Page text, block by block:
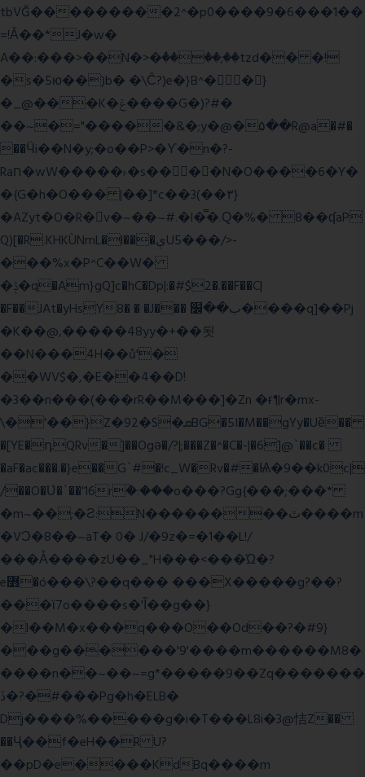
tbVĞ���������2^�p0����9�6���1��
=!Ǎ��*J�w�
A��:���>��N�>�ٝ����;��tzd�� �!
�s�5ю��)b� �\Ĉ?)e�}B^��}
�_@���K�ݝ����G�)?#�
��~�="�����&�;y�@�۵��R@a�#�
��Ӵi��N�y;�o��P>�ϒ�n�?­
Raח�wW�����˫�s����N�O����6�Y�
�{G�h�O��� |��]*c��3(��٣}
�AZyt�O�R�v�~��~#.�l�̿�.Ԛ�%� 8��ʠaP
Q)[�R.KHKÙNmL�l���ېU5���/>-
���%x�P^C��W�
�ݙ�q�Am}gQ]c�hC�Dp|:�#$2�.��F��C|
�F��JAt�yHsY8� � �J��� ب��׼����q]��Pj
�K��@,�����48yy�+��됫
��N���4H��ů'�
��WV$�,�E��4��D!
�3��n���(���rR��M���]�Zn �ғ¶r�mx-
\�'��}Z�92�S�ܩBG�5I�M��gYy�Uȅ��
�[YE�դQRv�]��Ogə�/?|;���Z�^�C�-|�6]@`��c�
�aF�ac���.�}e��G`#�!c_W�Rv�#�Ѩ�9��k0c|
/��O�Ʋ�`��'16rؒ�:���o���?Gg{���;���*
�m~��;�Ƨ:N��������ٿ����m
�VϽ�8��~aT� 0� J/�9z�=�1��L!/
���Ǡ����zU��_"H���<���Ώ�?
e߻�ó���\?��q��� ���X�����g?��?
���ϊ7o����s�'Ĩ��g��}
�l��M�x���q���O��Od��?�#9}
���g������'9'����m������M8�
����n��~��~=g*�����9��Zq�������
ڏ�?�#���Pg�h�ELB�
Dj����%�����g�i�T���L8i�3@恄Z��
��Ҷ��f�eH��R U?
��pD�e����KdBq����m